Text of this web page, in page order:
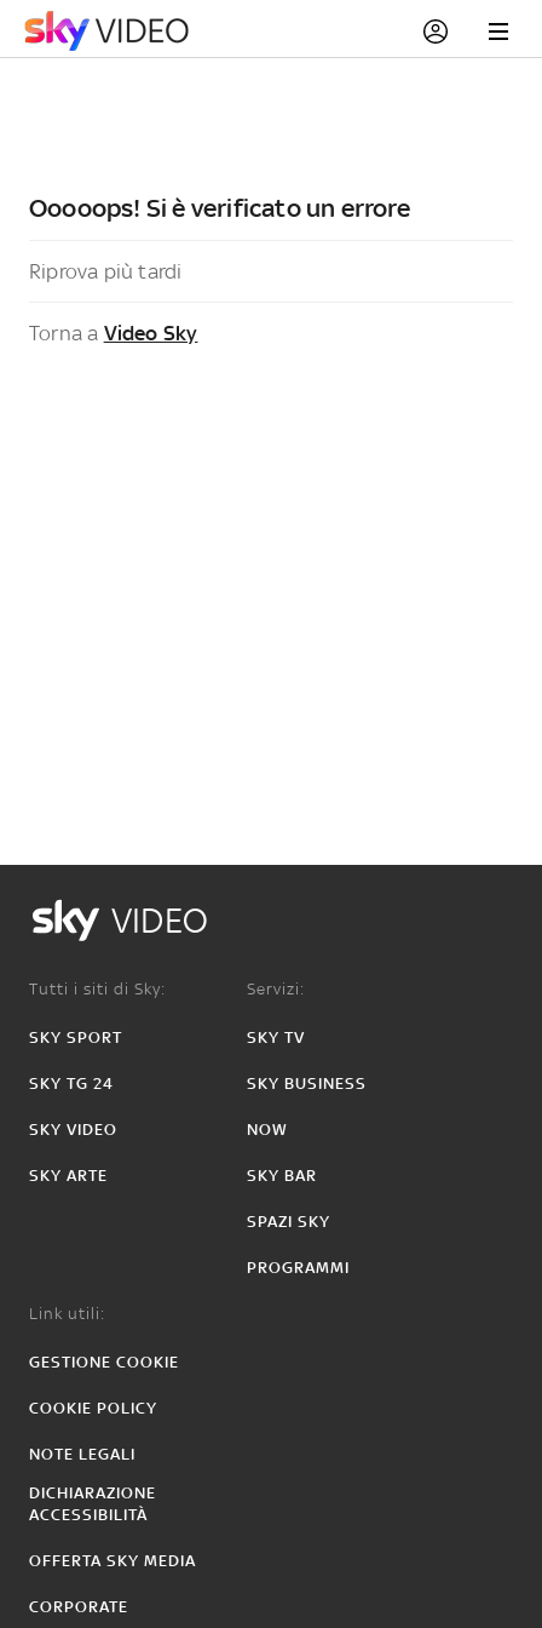
Ooooops! Si è verificato un errore
Riprova più tardi
Torna a Video Sky
VIDEO
Tutti i siti di Sky:
SKY SPORT
SKY TG 24
SKY VIDEO
SKY ARTE
Servizi:
SKY TV
SKY BUSINESS
NOW
SKY BAR
SPAZI SKY
PROGRAMMI
Link utili:
GESTIONE COOKIE
COOKIE POLICY
NOTE LEGALI
DICHIARAZIONE
ACCESSIBILITÀ
OFFERTA SKY MEDIA
CORPORATE